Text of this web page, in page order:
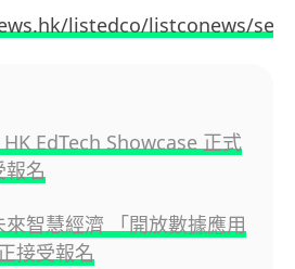
listedco/listconews/
EdTech Showcase 正式
報名
智慧經濟 「開放數據應用
接受報名